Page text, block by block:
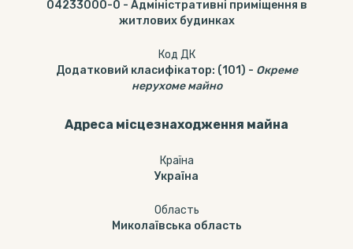
04233000-0 - Адміністративні приміщення в
житлових будинках
Код ДК
Додатковий класифікатор: (101) - Окреме
нерухоме майно
Адреса місцезнаходження майна
Країна
Україна
Область
Миколаївська область